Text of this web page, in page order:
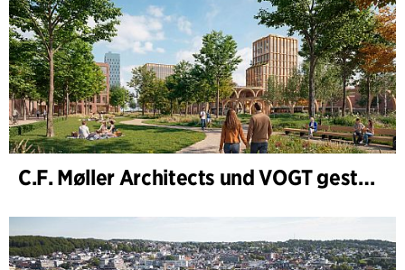
C.F. Møller Architects und VOGT gestalten die Zukunft von Hamburg-Altona